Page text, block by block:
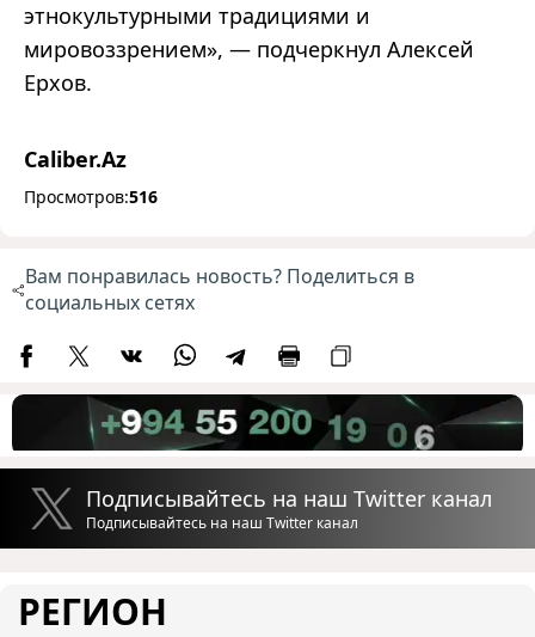
этнокультурными традициями и
мировоззрением», — подчеркнул Алексей
Ерхов.
Caliber.Az
Просмотров:516
Вам понравилась новость? Поделиться в
социальных сетях
Подписывайтесь на наш Twitter канал
Подписывайтесь на наш Twitter канал
РЕГИОН